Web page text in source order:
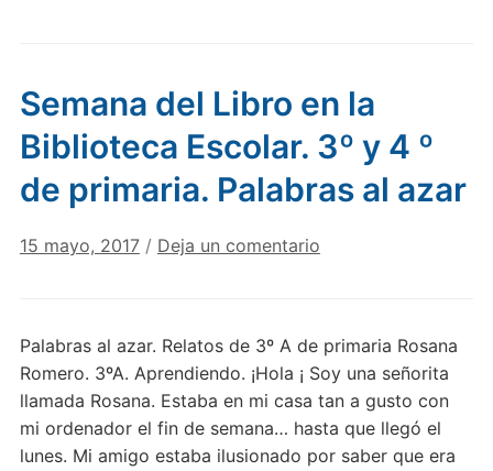
Semana del Libro en la
Biblioteca Escolar. 3º y 4 º
de primaria. Palabras al azar
15 mayo, 2017 / Deja un comentario
Palabras al azar. Relatos de 3º A de primaria Rosana
Romero. 3ºA. Aprendiendo. ¡Hola ¡ Soy una señorita
llamada Rosana. Estaba en mi casa tan a gusto con
mi ordenador el fin de semana… hasta que llegó el
lunes. Mi amigo estaba ilusionado por saber que era